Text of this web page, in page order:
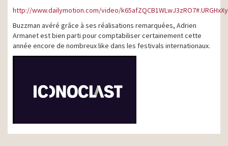
http://www.dailymotion.com/video/
Buzzman avéré grâce à ses réalisations remarquées, Adrien
Armanet est bien parti pour comptabiliser certainement cette
année encore de nombreux like dans les festivals internationaux.